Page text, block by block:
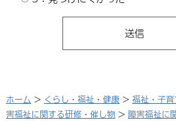
ホーム > くらし・福祉・健康 > 福祉・子育
害福祉に関する研修・催し物 > 障害福祉に